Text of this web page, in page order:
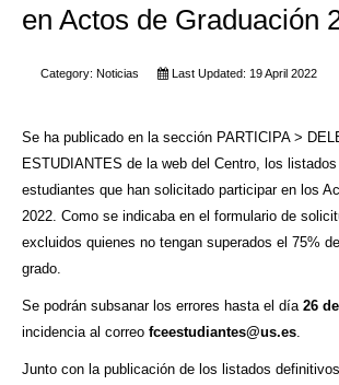
en Actos de Graduación
Category: Noticias Last Updated: 19 April 2022
Se ha publicado en la sección PARTICIPA >
ESTUDIANTES de la web del Centro, los
estudiantes que han solicitado participar en los
2022. Como se indicaba en el formulario de
excluidos quienes no tengan superados el 75%
grado.
Se podrán subsanar los errores hasta el día 26
incidencia al correo fceestudiantes@us.es
Junto con la publicación de los listados